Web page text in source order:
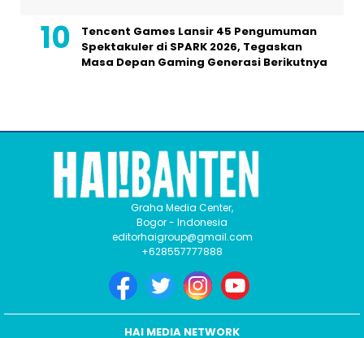
Tencent Games Lansir 45 Pengumuman
Spektakuler di SPARK 2026, Tegaskan
Masa Depan Gaming Generasi Berikutnya
Graha Media Center,
Bogor - Indonesia
editorhaigroup@gmail.com
+628557777888
HAI MEDIA NETWORK